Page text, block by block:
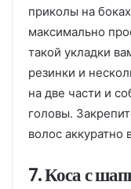
приколы на
максимально
такой укладки
резинки и
на две части и
головы.
волос аккуратно
7. Коса с